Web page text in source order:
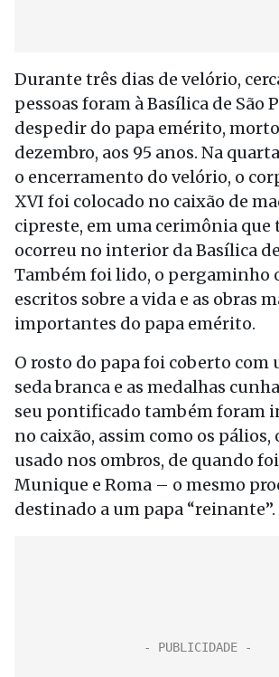
Durante três dias de velório,
pessoas foram à Basílica de São
despedir do papa emérito, morto
dezembro, aos 95 anos. Na
o encerramento do velório, o
XVI foi colocado no caixão de
cipreste, em uma cerimônia que
ocorreu no interior da Basílica de
Também foi lido, o pergaminho
escritos sobre a vida e as obras
importantes do papa emérito.
O rosto do papa foi coberto com
seda branca e as medalhas
seu pontificado também foram
no caixão, assim como os
usado nos ombros, de quando
Munique e Roma – o mesmo
destinado a um papa “reinante”.